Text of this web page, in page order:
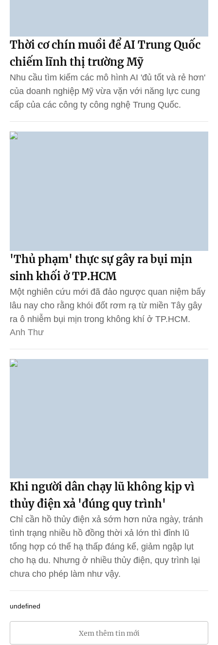
Thời cơ chín muồi để AI Trung Quốc
chiếm lĩnh thị trường Mỹ
Nhu cầu tìm kiếm các mô hình AI 'đủ tốt và rẻ hơn'
của doanh nghiệp Mỹ vừa vặn với năng lực cung
cấp của các công ty công nghệ Trung Quốc.
'Thủ phạm' thực sự gây ra bụi mịn
sinh khối ở TP.HCM
Một nghiên cứu mới đã đảo ngược quan niệm bấy
lâu nay cho rằng khói đốt rơm rạ từ miền Tây gây
ra ô nhiễm bụi mịn trong không khí ở TP.HCM.
Anh Thư
Khi người dân chạy lũ không kịp vì
thủy điện xả 'đúng quy trình'
Chỉ cần hồ thủy điện xả sớm hơn nửa ngày, tránh
tình trạng nhiều hồ đồng thời xả lớn thì đỉnh lũ
tổng hợp có thể hạ thấp đáng kể, giảm ngập lụt
cho hạ du. Nhưng ở nhiều thủy điện, quy trình lại
chưa cho phép làm như vậy.
undefined
Xem thêm tin mới